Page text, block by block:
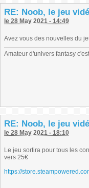
RE: Noob, le jeu
le 28 May 2021 - 14:49
Avez vous des nouvelles du
Amateur d'univers fantasy
RE: Noob, le jeu
le 28 May 2021 - 18:10
Le jeu sortira pour tous les
vers 25€
https://